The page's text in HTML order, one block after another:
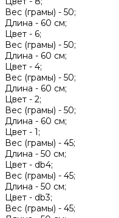
Вес (грамы) - 50;
Длина - 60 см;
Цвет - 6;
Вес (грамы) - 50;
Длина - 60 см;
Цвет - 4;
Вес (грамы) - 50;
Длина - 60 см;
Цвет - 2;
Вес (грамы) - 50;
Длина - 60 см;
Цвет - 1;
Вес (грамы) - 45;
Длина - 50 см;
Цвет - db4;
Вес (грамы) - 45;
Длина - 50 см;
Цвет - db3;
Вес (грамы) - 45;